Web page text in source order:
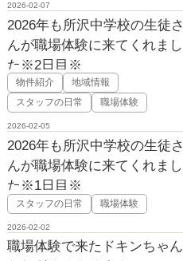
2026-02-07
2026年も所沢中学校の生徒さ
んが職場体験に来てくれまし
た※2日目※
物件紹介
地域情報
スタッフの日常
職場体験
2026-02-05
2026年も所沢中学校の生徒さ
んが職場体験に来てくれまし
た※1日目※
スタッフの日常 職場体験
2026-02-02
職場体験で来たドキンちゃん